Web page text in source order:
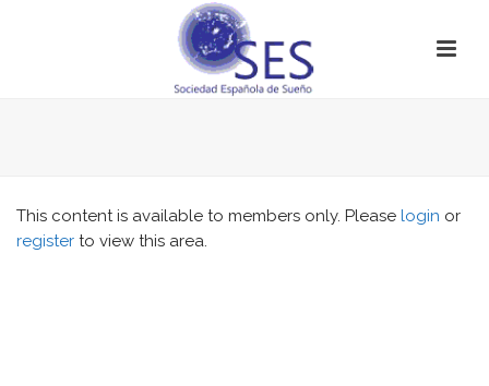
This content is available to members only. Please login or
register to view this area.